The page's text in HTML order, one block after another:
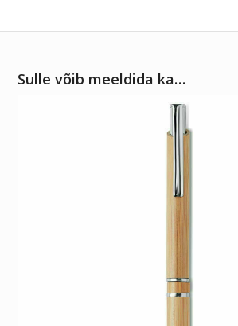
Sulle võib meeldida ka…